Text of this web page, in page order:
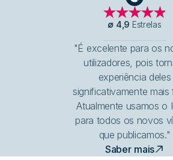
∅ 4,9 Estrelas
"É excelente para os
utilizadores, pois
experiência deles
significativamente mais
Atualmente usamos o
para todos os novos
que publicamos."
Saber mais